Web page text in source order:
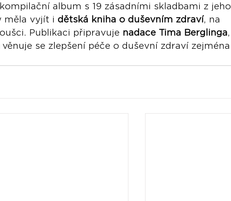
album s 19 zásadními skladbami z jeho
měla vyjít i dětská kniha o duševním zdraví, na
Publikaci připravuje nadace Tima Berglinga,
se zlepšení péče o duševní zdraví zejména